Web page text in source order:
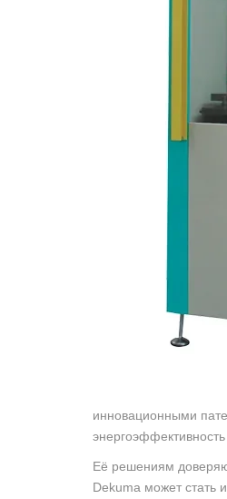
инновационными
Её решениям
Dekuma может